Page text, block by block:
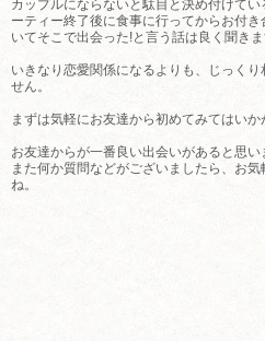
カップルにならないと駄目と決め付けて
ーティー終了後に食事に行ってからお付
いてそこで出会った!と言う話は良く聞きま
いきなり恋愛関係になるよりも、じっく
せん。
まずは気軽にお友達から初めてみてはいか
お友達からが一番良い出会いがあると思い
また何か質問などがございましたら、お
ね。